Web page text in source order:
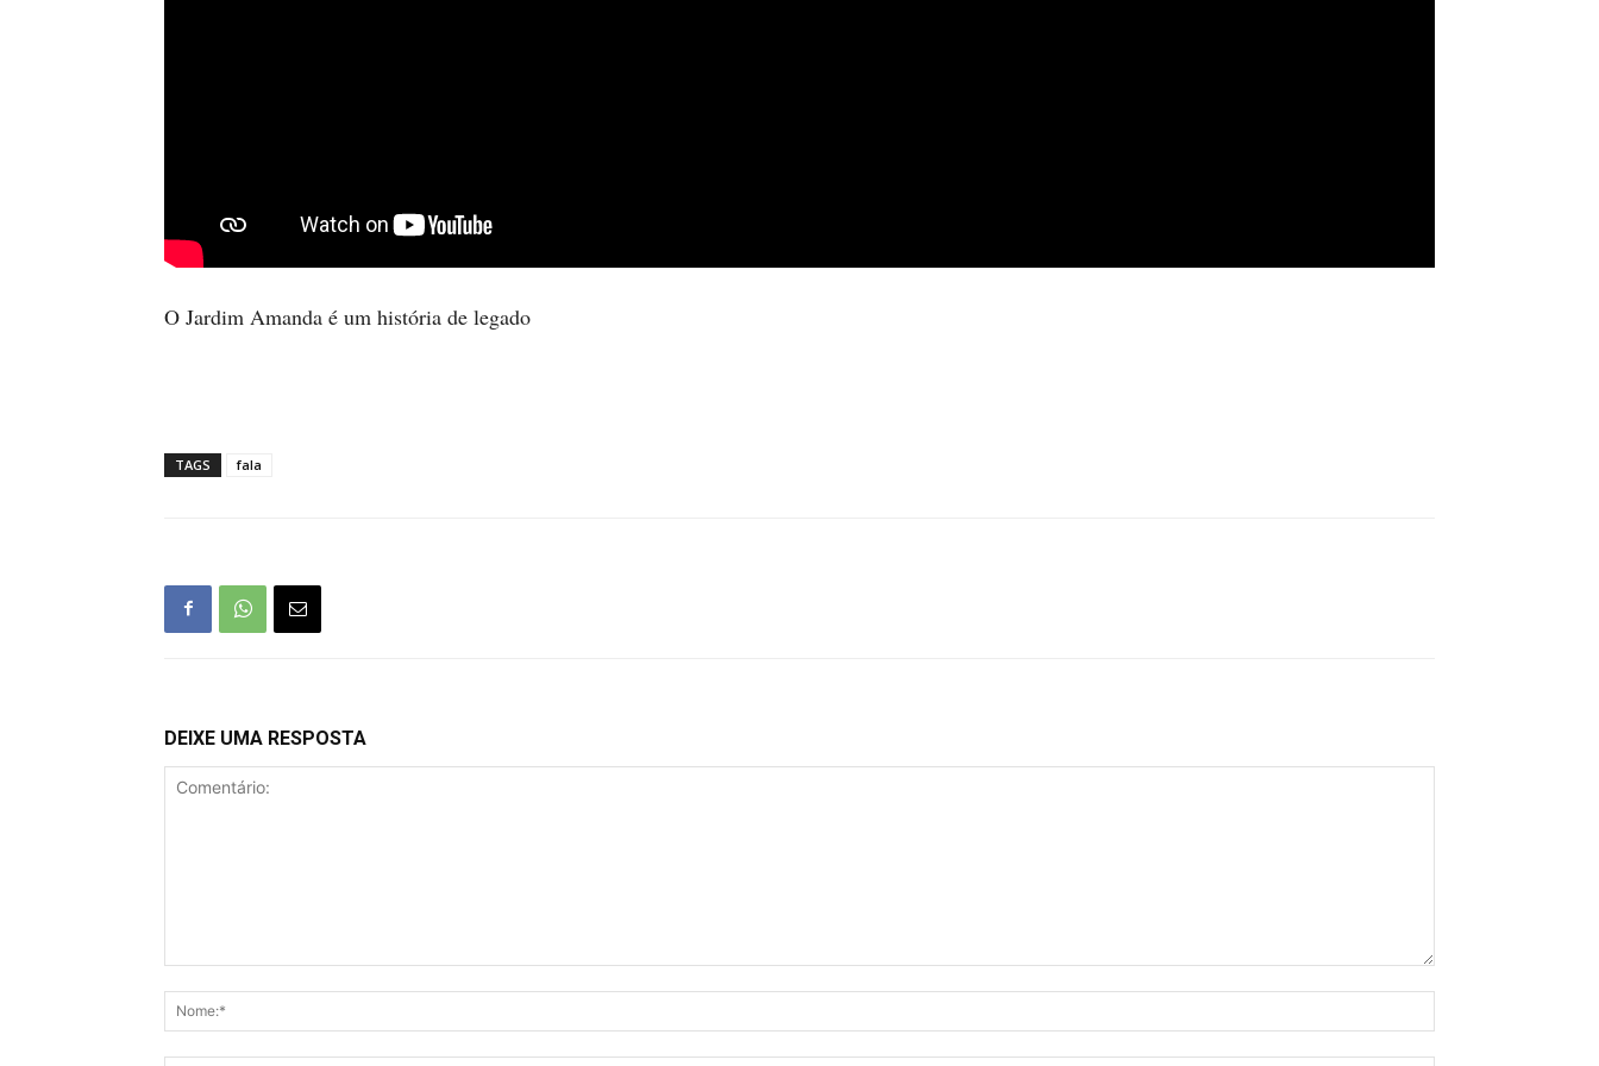
O Jardim Amanda é um história de legado
TAGS fala
DEIXE UMA RESPOSTA